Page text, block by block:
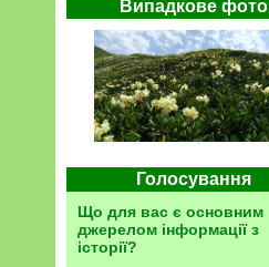
Випадкове фото
Голосування
Що для вас є основним
джерелом інформації з
історії?